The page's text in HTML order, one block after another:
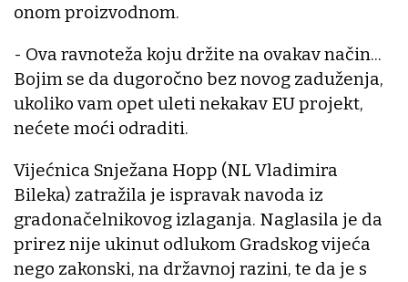
onom proizvodnom.
- Ova ravnoteža koju držite na ovakav način...
Bojim se da dugoročno bez novog zaduženja,
ukoliko vam opet uleti nekakav EU projekt,
nećete moći odraditi.
Vijećnica Snježana Hopp (NL Vladimira
Bileka) zatražila je ispravak navoda iz
gradonačelnikovog izlaganja. Naglasila je da
prirez nije ukinut odlukom Gradskog vijeća
nego zakonski, na državnoj razini, te da je s